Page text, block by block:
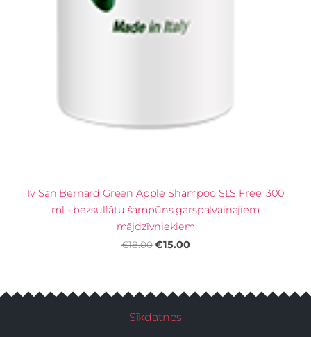
Iv San Bernard Green Apple Shampoo SLS Free, 300
ml - bezsulfātu šampūns garspalvainajiem
mājdzīvniekiem
€18.00 €15.00
Sīkdatnes